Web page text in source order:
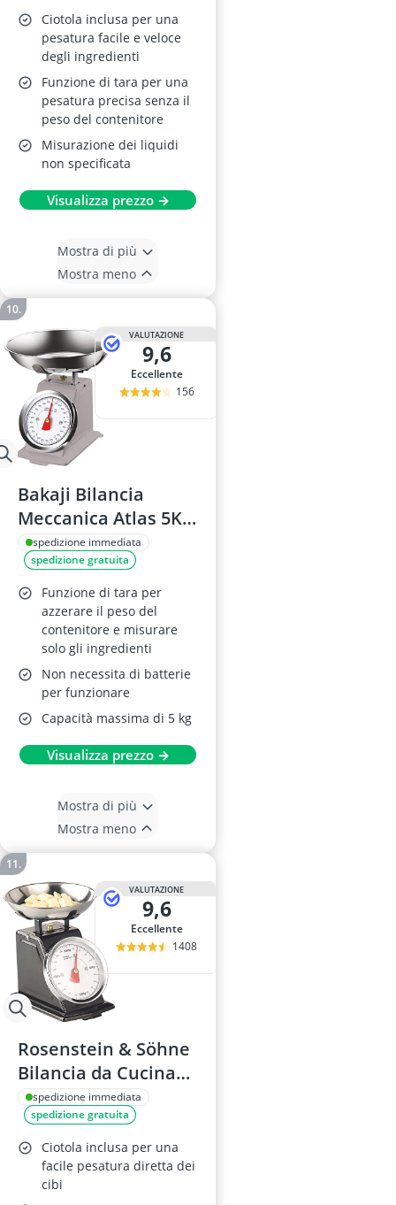
Ciotola inclusa per una
pesatura facile e veloce
degli ingredienti
Funzione di tara per una
pesatura precisa senza il
peso del contenitore
Misurazione dei liquidi
non specificata
Visualizza prezzo →
Mostra di più
Mostra meno
VALUTAZIONE
9,6
Eccellente
156
Bakaji Bilancia
Meccanica Atlas 5Kg
Grigio
spedizione immediata
spedizione gratuita
Funzione di tara per
azzerare il peso del
contenitore e misurare
solo gli ingredienti
Non necessita di batterie
per funzionare
Capacità massima di 5 kg
Visualizza prezzo →
Mostra di più
Mostra meno
VALUTAZIONE
9,6
Eccellente
1408
Rosenstein & Söhne
Bilancia da Cucina
Retrò 2 kg
spedizione immediata
spedizione gratuita
Ciotola inclusa per una
facile pesatura diretta dei
cibi